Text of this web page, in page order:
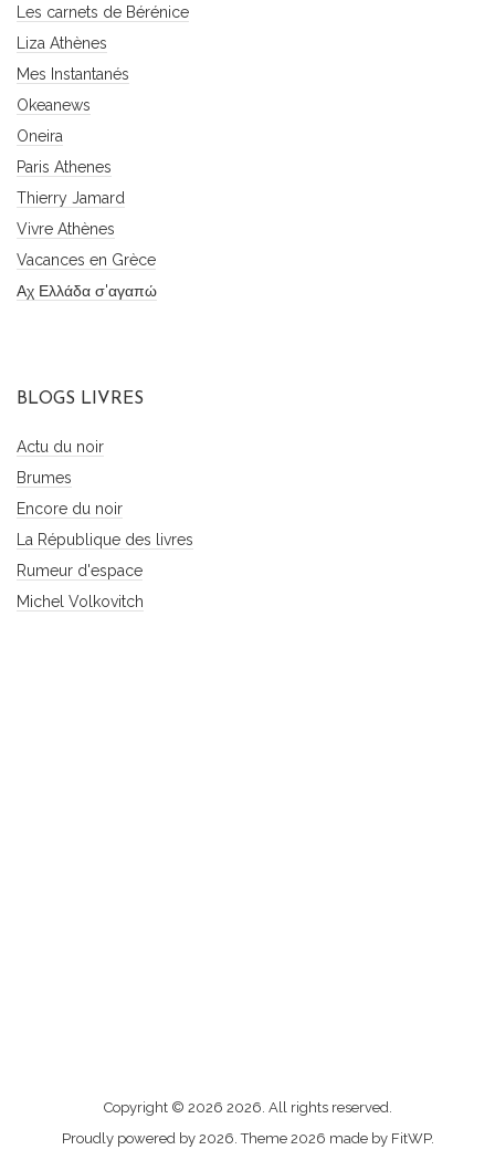
Les carnets de Bérénice
Liza Athènes
Mes Instantanés
Okeanews
Oneira
Paris Athenes
Thierry Jamard
Vivre Athènes
Vacances en Grèce
Αχ Ελλάδα σ'αγαπώ
BLOGS LIVRES
Actu du noir
Brumes
Encore du noir
La République des livres
Rumeur d'espace
Michel Volkovitch
contacter
Copyright © 2026 2026. All rights reserved.
Proudly powered by 2026. Theme 2026 made by FitWP.